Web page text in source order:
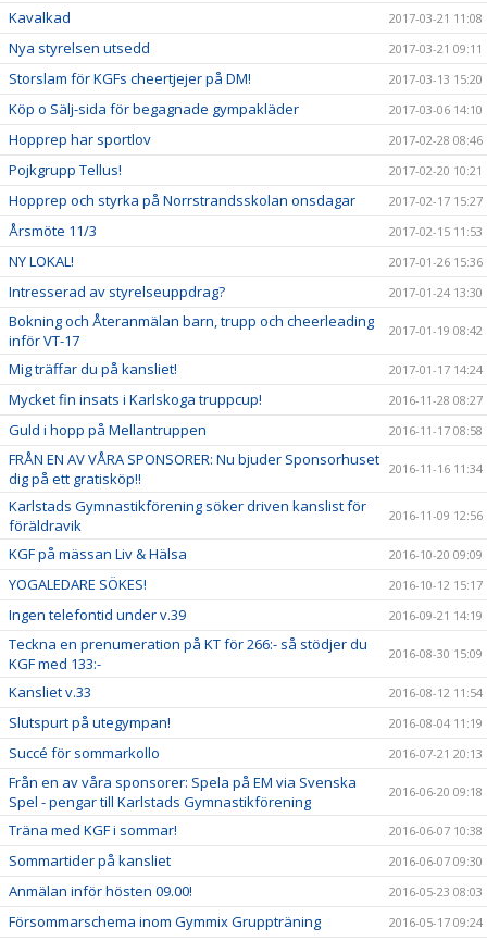
Kavalkad 2017-03-21 11:08
Nya styrelsen utsedd 2017-03-21 09:11
Storslam för KGFs cheertjejer på DM! 2017-03-13 15:20
Köp o Sälj-sida för begagnade gympakläder 2017-03-06 14:10
Hopprep har sportlov 2017-02-28 08:46
Pojkgrupp Tellus! 2017-02-20 10:21
Hopprep och styrka på Norrstrandsskolan onsdagar 2017-02-17 15:27
Årsmöte 11/3 2017-02-15 11:53
NY LOKAL! 2017-01-26 15:36
Intresserad av styrelseuppdrag? 2017-01-24 13:30
Bokning och Återanmälan barn, trupp och cheerleading
inför VT-17
2017-01-19 08:42
Mig träffar du på kansliet! 2017-01-17 14:24
Mycket fin insats i Karlskoga truppcup! 2016-11-28 08:27
Guld i hopp på Mellantruppen 2016-11-17 08:58
FRÅN EN AV VÅRA SPONSORER: Nu bjuder Sponsorhuset
dig på ett gratisköp!!
2016-11-16 11:34
Karlstads Gymnastikförening söker driven kanslist för
föräldravik
2016-11-09 12:56
KGF på mässan Liv & Hälsa 2016-10-20 09:09
YOGALEDARE SÖKES! 2016-10-12 15:17
Ingen telefontid under v.39 2016-09-21 14:19
Teckna en prenumeration på KT för 266:- så stödjer du
KGF med 133:-
2016-08-30 15:09
Kansliet v.33 2016-08-12 11:54
Slutspurt på utegympan! 2016-08-04 11:19
Succé för sommarkollo 2016-07-21 20:13
Från en av våra sponsorer: Spela på EM via Svenska
Spel - pengar till Karlstads Gymnastikförening
2016-06-20 09:18
Träna med KGF i sommar! 2016-06-07 10:38
Sommartider på kansliet 2016-06-07 09:30
Anmälan inför hösten 09.00! 2016-05-23 08:03
Försommarschema inom Gymmix Gruppträning 2016-05-17 09:24